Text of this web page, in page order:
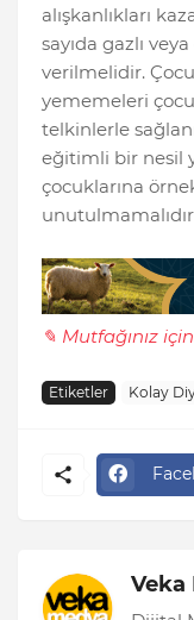
alışkanlıkları
sayıda gazlı
verilmelidir.
yememeleri
telkinlerle
eğitimli bir nesil
çocuklarına
✎ Mutfağınız
Etiketler Kolay
Veka